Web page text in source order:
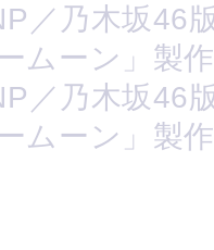
／乃木坂46
ムーン」製
／乃木坂46
ムーン」製